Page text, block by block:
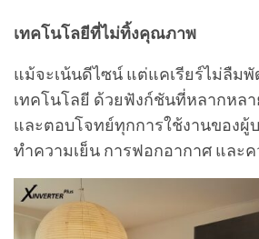
เทคโนโลยีที่ไม่ทิ้งคุณภาพ
แม้จะเน้นดีไซน์ แต่แคเรียร์ไม่ลืม
เทคโนโลยี ด้วยฟังก์ชันที่หลากหล
และตอบโจทย์ทุกการใช้งานของผู้
ทำความเย็น การฟอกอากาศ และ